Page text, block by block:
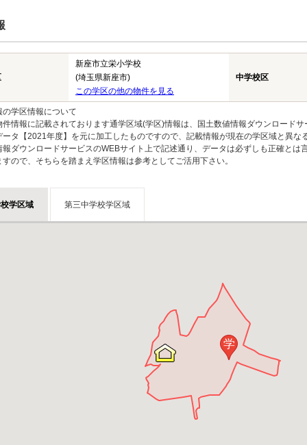
新座市立栄小学校
(埼玉県新座市)
この学区の他の物件を見る
中学校区
学区情報について
件情報に記載されております通学区域(学区)情報は、国土数値情報ダウンロード
ータ【2021年度】を元に加工したものですので、記載情報が現在の学区域と異な
報ダウンロードサービスのWEBサイト上で記述通り、データは必ずしも正確と
ので、そちらを踏まえ学区情報は参考としてご活用下さい。
学区域 第三中学校学区域
学